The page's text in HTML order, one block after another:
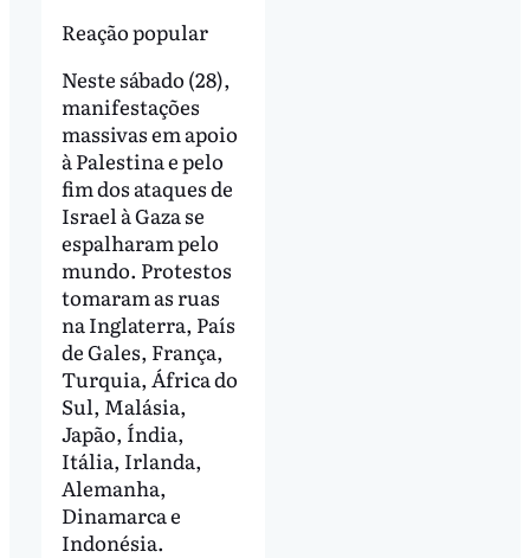
Reação popular
Neste sábado (28),
manifestações
massivas em apoio
à Palestina e pelo
fim dos ataques de
Israel à Gaza se
espalharam pelo
mundo. Protestos
tomaram as ruas
na Inglaterra, País
de Gales, França,
Turquia, África do
Sul, Malásia,
Japão, Índia,
Itália, Irlanda,
Alemanha,
Dinamarca e
Indonésia.